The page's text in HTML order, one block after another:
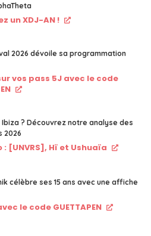
un XDJ-AN !
2026 dévoile sa programmation
vos pass 5J avec le code
? Découvrez notre analyse des
2026
: [UNVRS], Hï et Ushuaïa
célèbre ses 15 ans avec une affiche
le code GUETTAPEN